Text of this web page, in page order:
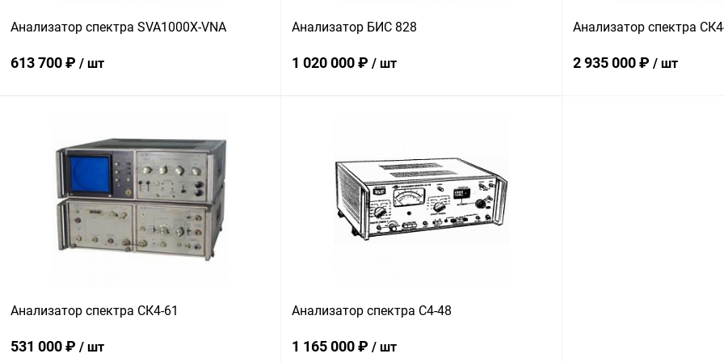
Анализатор спектра SVA1000X-VNA
613 700 ₽ / шт
Купить в 1 клик Сравнение
В избранное В наличии
Анализатор БИС 828
1 020 000 ₽ / шт
Купить в 1 клик Сравнение
В избранное В наличии
Анализатор спектра
2 935 000 ₽ / шт
Анализатор спектра СК4-61
531 000 ₽ / шт
Анализатор спектра С4-48
1 165 000 ₽ / шт